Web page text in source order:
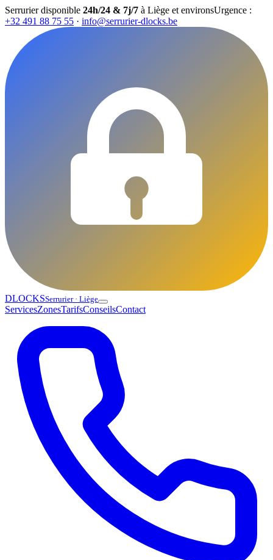
Serrurier disponible 24h/24 & 7j/7 à Liège et environsUrgence :
+32 491 88 75 55 · info@serrurier-dlocks.be
DLOCKSSerrurier · Liège
ServicesZonesTarifsConseilsContact